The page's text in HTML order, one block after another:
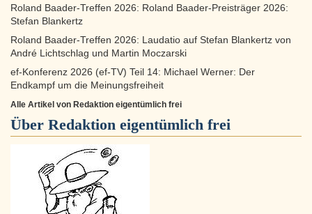
Roland Baader-Treffen 2026: Roland Baader-Preisträger 2026:
Stefan Blankertz
Roland Baader-Treffen 2026: Laudatio auf Stefan Blankertz von
André Lichtschlag und Martin Moczarski
ef-Konferenz 2026 (ef-TV) Teil 14: Michael Werner: Der
Endkampf um die Meinungsfreiheit
Alle Artikel von Redaktion eigentümlich frei
Über Redaktion eigentümlich frei